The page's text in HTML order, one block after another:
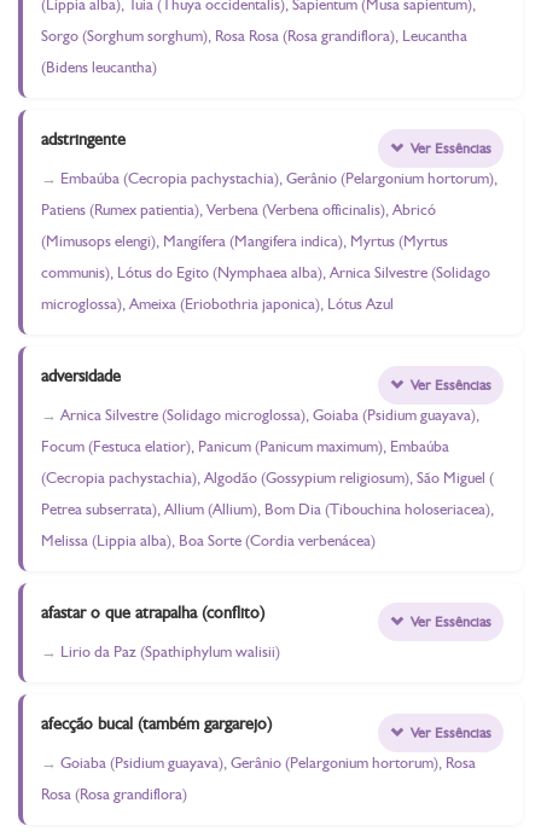
(Lippia alba), Tuia (Thuya occidentalis), Sapientum (Musa sapientum),
Sorgo (Sorghum sorghum), Rosa Rosa (Rosa grandiflora), Leucantha
(Bidens leucantha)
adstringente
Embaúba (Cecropia pachystachia), Gerânio (Pelargonium hortorum),
Patiens (Rumex patientia), Verbena (Verbena officinalis), Abricó
(Mimusops elengi), Mangífera (Mangifera indica), Myrtus (Myrtus
communis), Lótus do Egito (Nymphaea alba), Arnica Silvestre (Solidago
microglossa), Ameixa (Eriobothria japonica), Lótus Azul
Ver Essências
adversidade
Arnica Silvestre (Solidago microglossa), Goiaba (Psidium guayava),
Focum (Festuca elatior), Panicum (Panicum maximum), Embaúba
(Cecropia pachystachia), Algodão (Gossypium religiosum), São Miguel (
Petrea subserrata), Allium (Allium), Bom Dia (Tibouchina holoseriacea),
Melissa (Lippia alba), Boa Sorte (Cordia verbenácea)
Ver Essências
afastar o que atrapalha (conflito)
Lirio da Paz (Spathiphylum walisii)
Ver Essências
afecção bucal (também gargarejo)
Goiaba (Psidium guayava), Gerânio (Pelargonium hortorum), Rosa
Rosa (Rosa grandiflora)
Ver Essências